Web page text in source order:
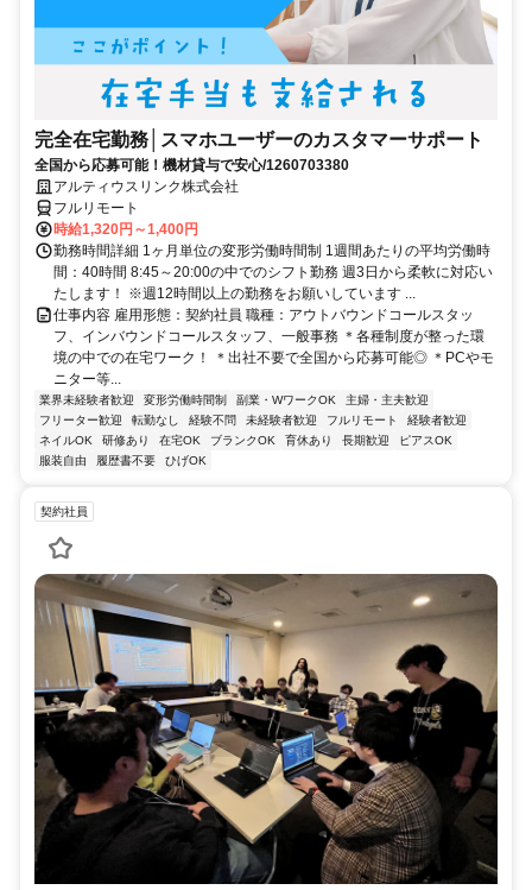
完全在宅勤務│スマホユーザーのカスタマーサポート
全国から応募可能！機材貸与で安心/1260703380
アルティウスリンク株式会社
フルリモート
時給1,320円～1,400円
勤務時間詳細 1ヶ月単位の変形労働時間制 1週間あたりの平均労働時
間：40時間 8:45～20:00の中でのシフト勤務 週3日から柔軟に対応い
たします！ ※週12時間以上の勤務をお願いしています ...
仕事内容 雇用形態：契約社員 職種：アウトバウンドコールスタッ
フ、インバウンドコールスタッフ、一般事務 ＊各種制度が整った環
境の中での在宅ワーク！ ＊出社不要で全国から応募可能◎ ＊PCやモ
ニター等...
業界未経験者歓迎 変形労働時間制 副業・WワークOK
主婦・主夫歓迎
フリーター歓迎
転勤なし 経験不問 未経験者歓迎 フルリモート
経験者歓迎
ネイルOK
研修あり 在宅OK ブランクOK 育休あり 長期歓迎
ピアスOK
服装自由
履歴書不要 ひげOK
契約社員